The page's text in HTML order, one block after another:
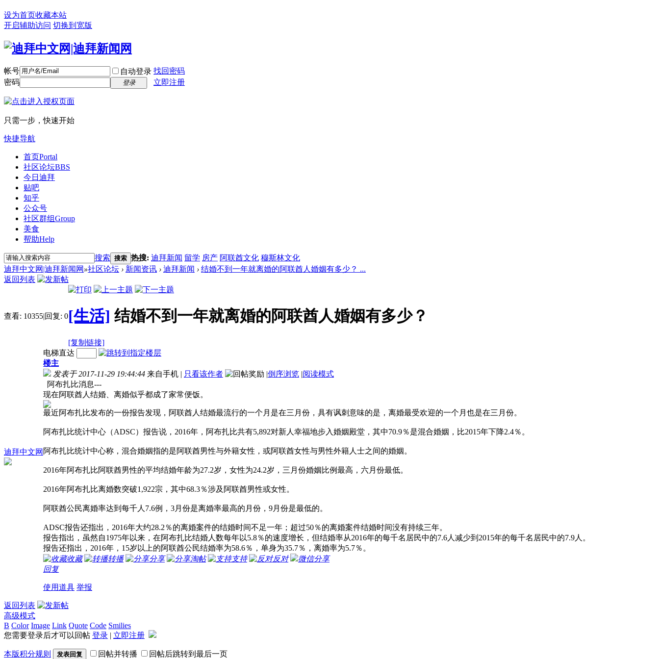
设为首页收藏本站
开启辅助访问 切换到宽版
帐号 自动登录 找回密码
密码
登录 立即注册
只需一步，快速开始
快捷导航
首页Portal
社区论坛BBS
今日迪拜
贴吧
知乎
公众号
社区群组Group
美食
帮助Help
搜索 搜索 热搜: 迪拜新闻 留学 房产 阿联酋文化 穆斯林文化
迪拜中文网|迪拜新闻网 »社区论坛 › 新闻资讯 › 迪拜新闻 › 结婚不到一年就离婚的阿联酋人婚姻有多少？ ...
返回列表
查看: 10355|回复: 0[生活] 结婚不到一年就离婚的阿联酋人婚姻有多少？
[复制链接]
迪拜中文网
电梯直达
楼主
发表于 2017-11-29 19:44:44 来自手机 | 只看该作者 |倒序浏览 |阅读模式
阿布扎比消息---
现在阿联酋人结婚、离婚似乎都成了家常便饭。
最近阿布扎比发布的一份报告发现，阿联酋人结婚最流行的一个月是在三月份，具有讽刺意味的是，离婚最受欢迎的一个月也是在三月份。
阿布扎比统计中心（ADSC）报告说，2016年，阿布扎比共有5,892对新人幸福地步入婚姻殿堂，其中70.9％是混合婚姻，比2015年下降2.4％。
阿布扎比统计中心称，混合婚姻指的是阿联酋男性与外籍女性，或阿联酋女性与男性外籍人士之间的婚姻。
2016年阿布扎比阿联酋男性的平均结婚年龄为27.2岁，女性为24.2岁，三月份婚姻比例最高，六月份最低。
2016年阿布扎比离婚数突破1,922宗，其中68.3％涉及阿联酋男性或女性。
阿联酋公民离婚率达到每千人7.6例，3月份是离婚率最高的月份，9月份是最低的。
ADSC报告还指出，2016年大约28.2％的离婚案件的结婚时间不足一年；超过50％的离婚案件结婚时间没有持续三年。
报告指出，虽然自1975年以来，在阿布扎比结婚人数每年以5.8％的速度增长，但结婚率从2016年的每千名居民中的7.6人减少到2015年的每千名居民中的7.9人。
报告还指出，2016年，15岁以上的阿联酋公民结婚率为58.6％，单身为35.7％，离婚率为5.7％。
收藏
转播 分享 淘帖 支持 反对
微信分享
回复
使用道具 举报
返回列表
高级模式
B Color Image Link Quote Code Smilies
您需要登录后才可以回帖 登录 | 立即注册
本版积分规则 发表回复 回帖并转播 回帖后跳转到最后一页